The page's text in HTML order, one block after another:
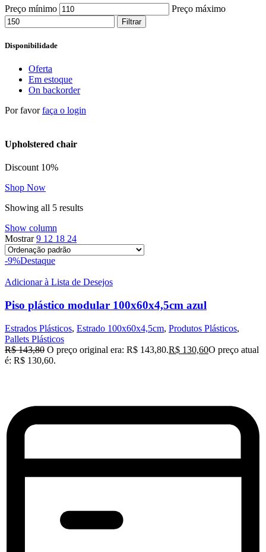
Preço mínimo Preço máximo
Filtrar
Disponibilidade
Oferta
Em estoque
On backorder
Por favorfaça o login
Upholstered chair
Discount 10%
Shop Now
Showing all 5 results
Show column
Mostrar9 12 18 24
-9%Destaque
Adicionar à Lista de Desejos
Piso plástico modular 100x60x4,5cm azul
Estrados Plásticos, Estrado 100x60x4,5cm, Produtos Plásticos,
Pallets Plásticos
R$143,80 O preço original era: R$ 143,80.R$ 130,60O preço atual
é: R$ 130,60.